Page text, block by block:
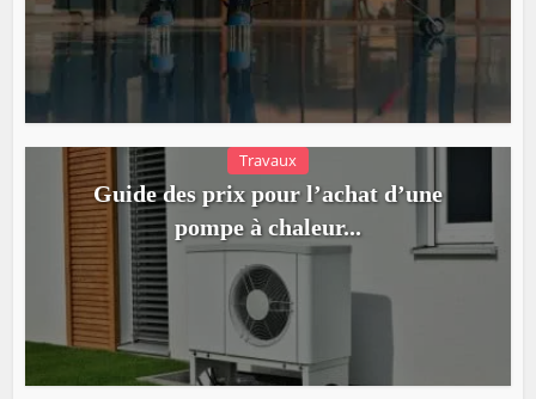
Travaux
Guide des prix pour l’achat d’une
pompe à chaleur...